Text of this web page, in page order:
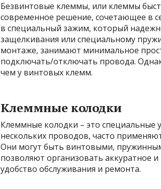
Безвинтовые клеммы, или клеммы
современное решение, сочетающее в
в специальный зажим, который
защелкивания или специальному
монтаже, занимают минимальное
подключать/отключать провода.
чем у винтовых клемм.
Клеммные колодки
Клеммные колодки – это специальные
нескольких проводов, часто
Они могут быть винтовыми,
позволяют организовать аккуратное
удобство обслуживания и ремонта.